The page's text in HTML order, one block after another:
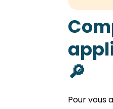
🔎
Pour vous